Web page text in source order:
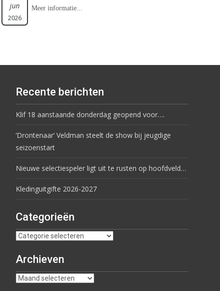
jun
2026
Meer informatie...
Recente berichten
Klif 18 aanstaande donderdag geopend voor….
‘Drontenaar’ Veldman steelt de show bij jeugdige
seizoenstart
Nieuwe selectiespeler ligt uit te rusten op hoofdveld…
Kledinguitgifte 2026-2027
Categorieën
Archieven